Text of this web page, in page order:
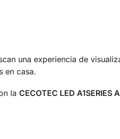
una experiencia de
en casa.
la CECOTEC LED A1SERIES